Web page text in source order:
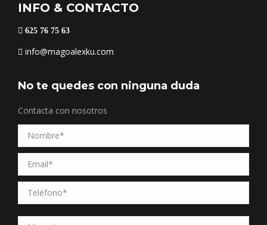
INFO & CONTACTO
625 76 75 63
info@magoalexku.com
No te quedes con ninguna duda
Contacta con nosotros